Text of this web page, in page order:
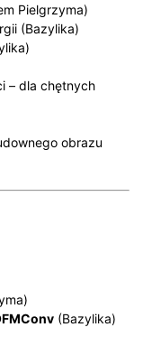
Pielgrzyma)
(Bazylika)
– dla chętnych
obrazu
(Bazylika)